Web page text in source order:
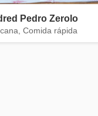
Pedro Zerolo
Comida rápida